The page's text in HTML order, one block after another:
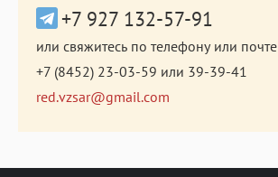
+7 927 132-57-91
или свяжитесь по телефону или почте
+7 (8452) 23-03-59 или 39-39-41
red.vzsar@gmail.com